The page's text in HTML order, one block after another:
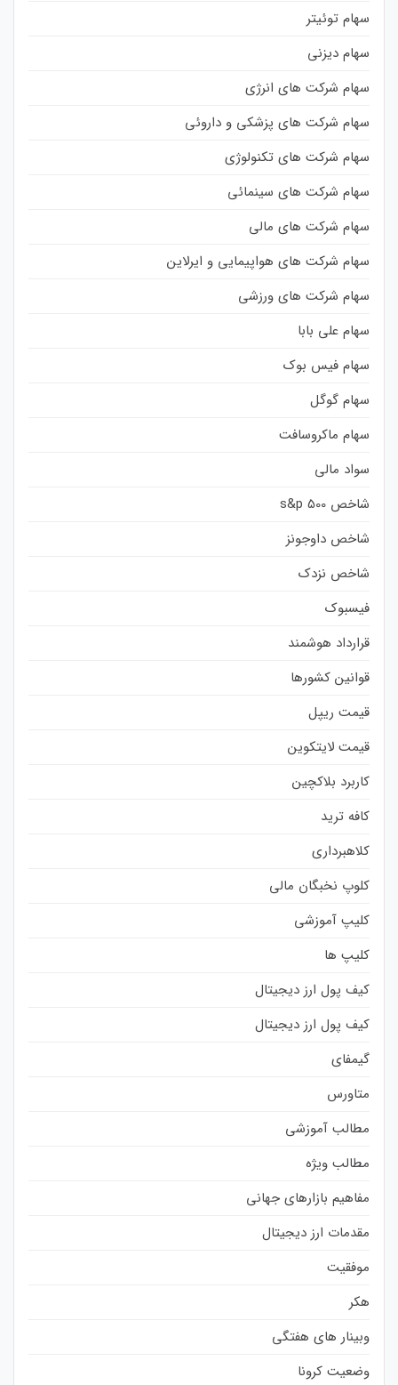
سهام توئیتر
سهام دیزنی
سهام شرکت های انرژی
سهام شرکت های پزشکی و داروئی
سهام شرکت های تکنولوژی
سهام شرکت های سینمائی
سهام شرکت های مالی
سهام شرکت های هواپیمایی و ایرلاین
سهام شرکت های ورزشی
سهام علی بابا
سهام فیس بوک
سهام گوگل
سهام ماکروسافت
سواد مالی
شاخص s&p 500
شاخص داوجونز
شاخص نزدک
فیسبوک
قرارداد هوشمند
قوانین کشورها
قیمت ریپل
قیمت لایتکوین
کاربرد بلاکچین
کافه ترید
کلاهبرداری
کلوپ نخبگان مالی
کلیپ آموزشی
کلیپ ها
کیف پول ارز دیجیتال
کیف پول ارز دیجیتال
گیمفای
متاورس
مطالب آموزشی
مطالب ویژه
مفاهیم بازارهای جهانی
مقدمات ارز دیجیتال
موفقیت
هکر
وبینار های هفتگی
وضعیت کرونا